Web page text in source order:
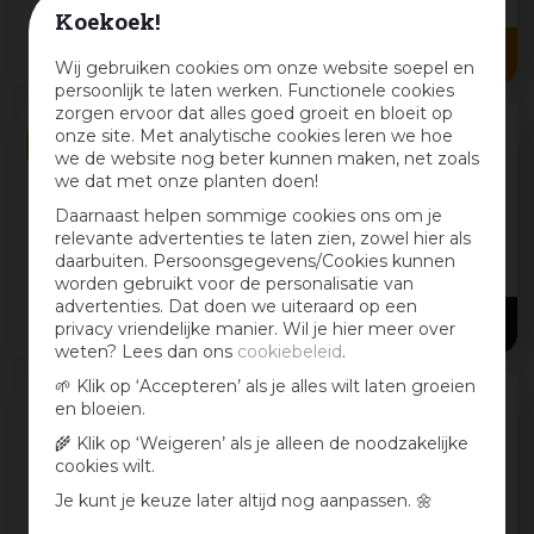
Koekoek!
Wij gebruiken cookies om onze website soepel en
persoonlijk te laten werken. Functionele cookies
zorgen ervoor dat alles goed groeit en bloeit op
onze site. Met analytische cookies leren we hoe
we de website nog beter kunnen maken, net zoals
we dat met onze planten doen!
Daarnaast helpen sommige cookies ons om je
relevante advertenties te laten zien, zowel hier als
daarbuiten. Persoonsgegevens/Cookies kunnen
worden gebruikt voor de personalisatie van
advertenties. Dat doen we uiteraard op een
privacy vriendelijke manier. Wil je hier meer over
weten? Lees dan ons cookiebeleid.
🌱 Klik op ‘Accepteren’ als je alles wilt laten groeien
en bloeien.
🌾 Klik op ‘Weigeren’ als je alleen de noodzakelijke
cookies wilt.
Je kunt je keuze later altijd nog aanpassen. 🌼
8,99
Wolf Garten Sneeuwschuiver sn-m42
steel
Wolf-Garten Multi-Star sneeuwschuiver
SN-M 42 met steel
De Wolf-Garten Multi-Star sneeuwschuiver SN-
M 42 is ideaal voor het eenvoudig en snel ve
48,49
113cm
cm